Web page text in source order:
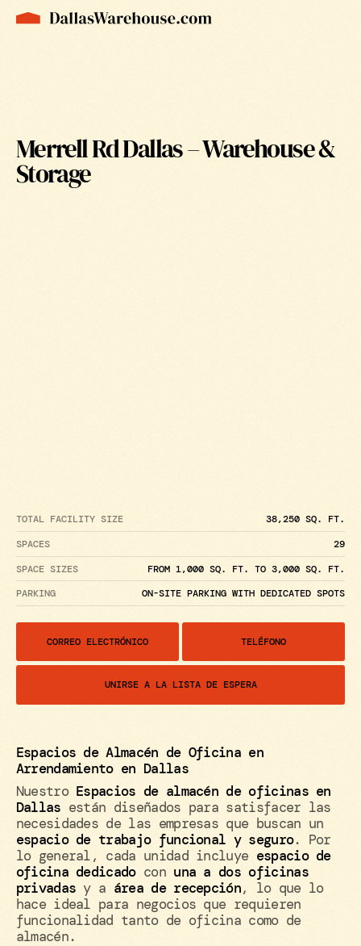
Merrell Rd Dallas – Warehouse &
Storage
Espacios de Almacén de Oficina en
Arrendamiento en Dallas
Nuestro Espacios de almacén de oficinas en
Dallas están diseñados para satisfacer las
necesidades de las empresas que buscan un
espacio de trabajo funcional y seguro. Por
lo general, cada unidad incluye espacio de
oficina dedicadocon una a dos oficinas
privadas y a área de recepción, lo que lo
hace ideal para negocios que requieren
funcionalidad tanto de oficina como de
almacén.
TOTAL FACILITY SIZE
38,250 SQ. FT.
SPACES
29
SPACE SIZES
FROM 1,000 SQ. FT. TO 3,000 SQ. FT.
PARKING
ON-SITE PARKING WITH DEDICATED SPOTS
CORREO ELECTRÓNICO TELÉFONO
UNIRSE A LA LISTA DE ESPERA